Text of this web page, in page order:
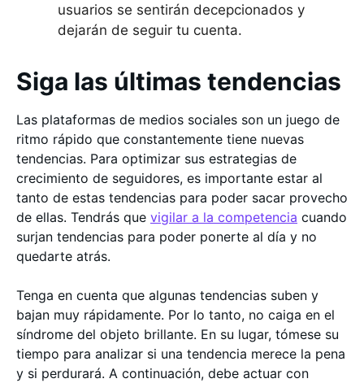
usuarios se sentirán decepcionados y
dejarán de seguir tu cuenta.
Siga las últimas tendencias
Las plataformas de medios sociales son un juego de
ritmo rápido que constantemente tiene nuevas
tendencias. Para optimizar sus estrategias de
crecimiento de seguidores, es importante estar al
tanto de estas tendencias para poder sacar provecho
de ellas. Tendrás que vigilar a la competencia cuando
surjan tendencias para poder ponerte al día y no
quedarte atrás.
Tenga en cuenta que algunas tendencias suben y
bajan muy rápidamente. Por lo tanto, no caiga en el
síndrome del objeto brillante. En su lugar, tómese su
tiempo para analizar si una tendencia merece la pena
y si perdurará. A continuación, debe actuar con